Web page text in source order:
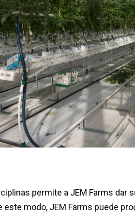
permite a JEM Farms dar
este modo, JEM Farms puede